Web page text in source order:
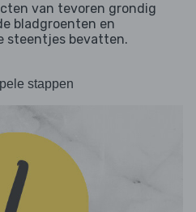
van tevoren grondig
bladgroenten en
steentjes bevatten.
stappen